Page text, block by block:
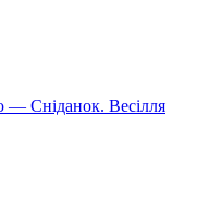
— Сніданок. Весілля